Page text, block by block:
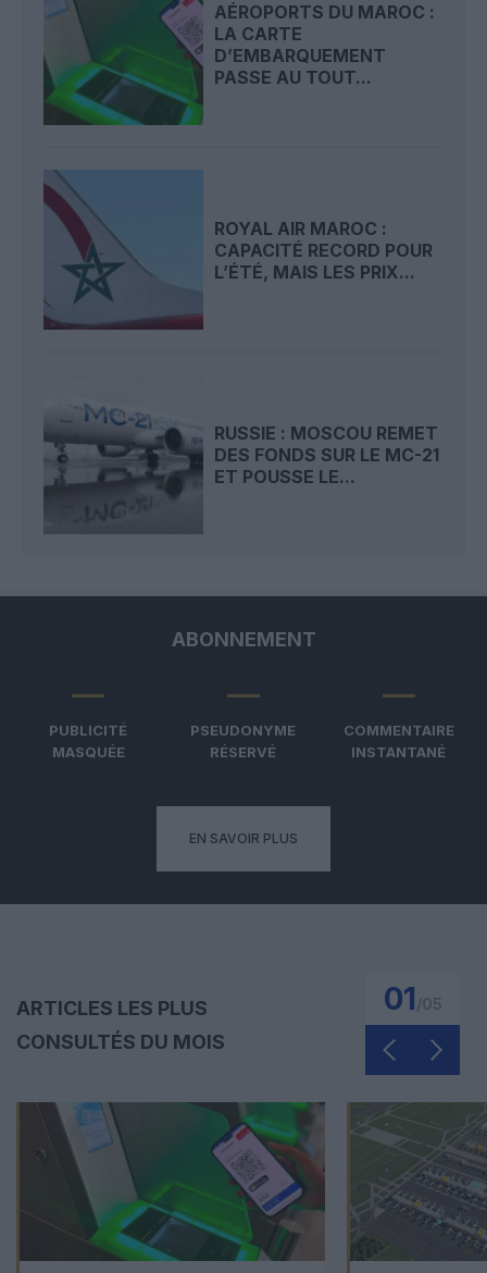
AÉROPORTS DU MAROC :
LA CARTE
D’EMBARQUEMENT
PASSE AU TOUT...
ROYAL AIR MAROC :
CAPACITÉ RECORD POUR
L’ÉTÉ, MAIS LES PRIX...
RUSSIE : MOSCOU REMET
DES FONDS SUR LE MC-21
ET POUSSE LE...
ABONNEMENT
PUBLICITÉ
MASQUÉE
PSEUDONYME
RÉSERVÉ
COMMENTAIRE
INSTANTANÉ
EN SAVOIR PLUS
ARTICLES LES PLUS
CONSULTÉS DU MOIS
01